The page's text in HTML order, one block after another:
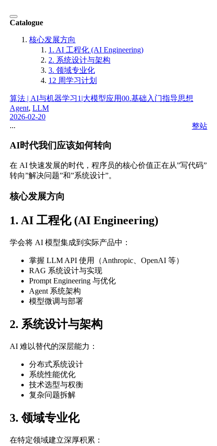
Catalogue
核心发展方向
1. AI 工程化 (AI Engineering)
2. 系统设计与架构
3. 领域专业化
12 周学习计划
算法 | AI与机器学习1|大模型应用00.基础入门指导思想
Agent, LLM
2026-02-20
...
整站
AI时代我们应该如何转向
在 AI 快速发展的时代，程序员的核心价值正在从”写代码”
转向”解决问题”和”系统设计”。
核心发展方向
1. AI 工程化 (AI Engineering)
学会将 AI 模型集成到实际产品中：
掌握 LLM API 使用（Anthropic、OpenAI 等）
RAG 系统设计与实现
Prompt Engineering 与优化
Agent 系统架构
模型微调与部署
2. 系统设计与架构
AI 难以替代的深层能力：
分布式系统设计
系统性能优化
技术选型与权衡
复杂问题拆解
3. 领域专业化
在特定领域建立深厚积累：